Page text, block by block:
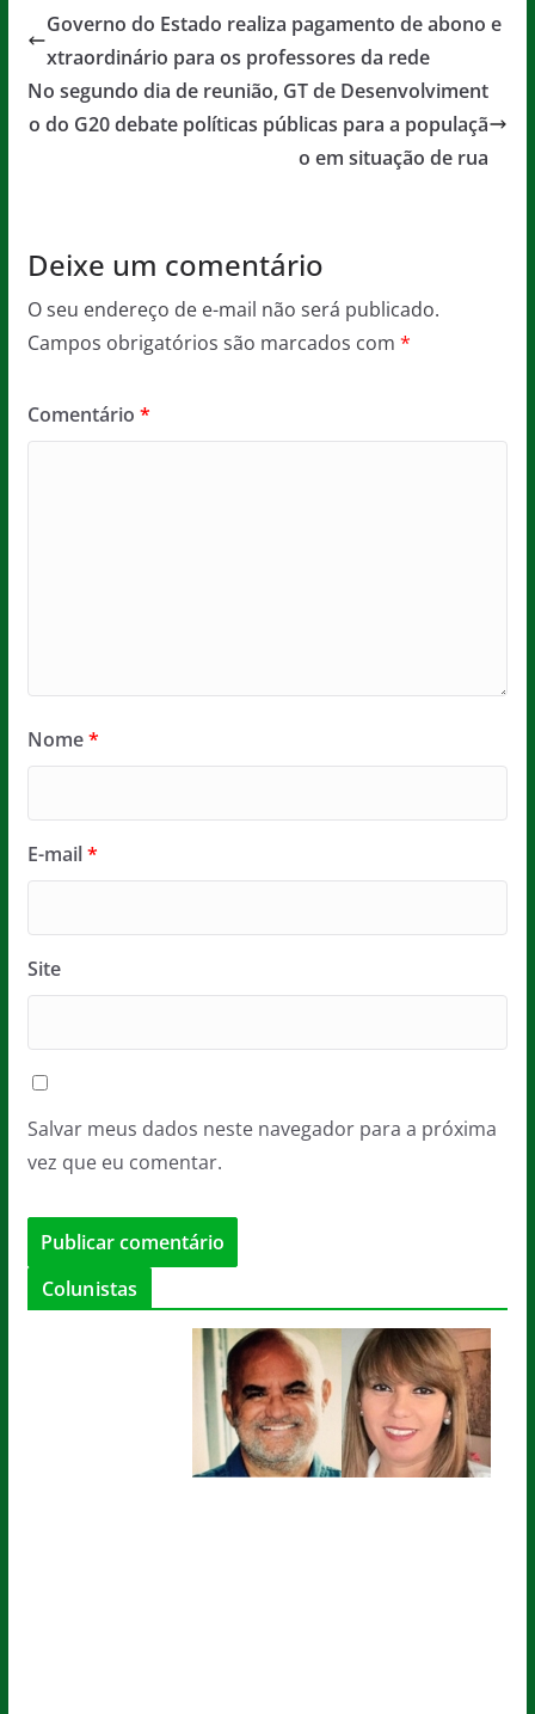
e
b
o
o
er l s
A
p
p
a
g
e
Governo do Estado realiza pagamento de abono e
xtraordinário para os professores da rede
No segundo dia de reunião, GT de Desenvolviment
o do G20 debate políticas públicas para a populaçã
o em situação de rua
Deixe um comentário
O seu endereço de e-mail não será publicado.
Campos obrigatórios são marcados com *
Comentário *
Nome*
E-mail*
Site
Salvar meus dados neste navegador para a próxima
vez que eu comentar.
Colunistas